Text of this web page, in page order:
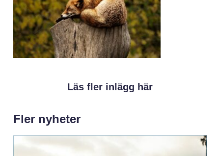
Läs fler inlägg här
Fler nyheter